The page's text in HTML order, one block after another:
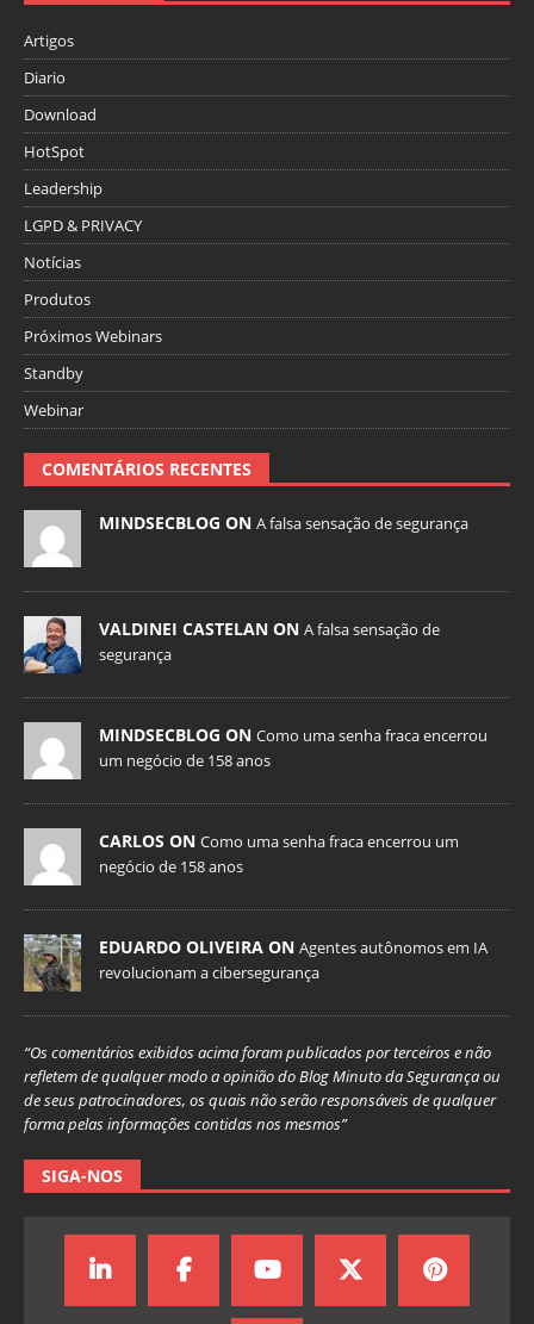
Artigos
Diario
Download
HotSpot
Leadership
LGPD & PRIVACY
Notícias
Produtos
Próximos Webinars
Standby
Webinar
COMENTÁRIOS RECENTES
MINDSECBLOG ON A falsa sensação de segurança
VALDINEI CASTELAN ON A falsa sensação de
segurança
MINDSECBLOG ON Como uma senha fraca encerrou
um negócio de 158 anos
CARLOS ON Como uma senha fraca encerrou um
negócio de 158 anos
EDUARDO OLIVEIRA ON Agentes autônomos em IA
revolucionam a cibersegurança
“Os comentários exibidos acima foram publicados por terceiros e não
refletem de qualquer modo a opinião do Blog Minuto da Segurança ou
de seus patrocinadores, os quais não serão responsáveis de qualquer
forma pelas informações contidas nos mesmos”
SIGA-NOS